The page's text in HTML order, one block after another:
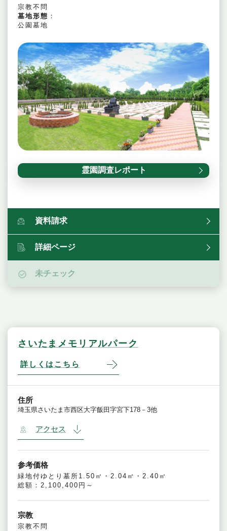
霊園調査レポート
宗教不問
墓地形態 ：
公園墓地
資料請求
詳細ページ
未チェック
さいたまメモリアルパーク
詳しくはこちら
住所
埼玉県さいたま市西区大字飯田字宮下178－3他
アクセス
参考価格
緑地付ゆとり墓所1.50㎡・2.04㎡・2.40㎡
総額：2,100,400円～
宗教
宗教不問